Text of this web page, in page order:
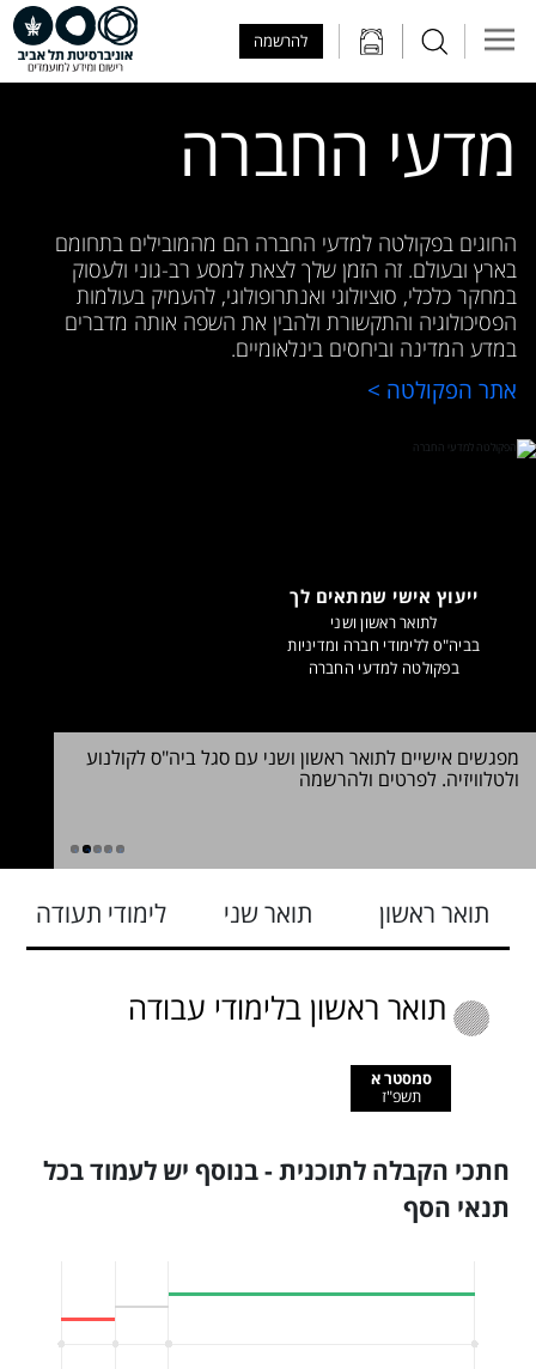
להרשמה
מדעי החברה
החוגים בפקולטה למדעי החברה הם מהמובילים בתחומם
בארץ ובעולם. זה הזמן שלך לצאת למסע רב-גוני ולעסוק
במחקר כלכלי, סוציולוגי ואנתרופולוגי, להעמיק בעולמות
הפסיכולוגיה והתקשורת ולהבין את השפה אותה מדברים
במדע המדינה וביחסים בינלאומיים.
אתר הפקולטה >
מפגשים אישיים לתואר ראשון ושני עם סגל ביה"ס לקולנוע
ולטלוויזיה. לפרטים ולהרשמה
1 2 3 4 5
ייעוץ אישי שמתאים לך
לתואר ראשון ושני
בביה"ס ללימודי חברה ומדיניות
בפקולטה למדעי החברה
תואר ראשון תואר שני לימודי תעודה
תואר ראשון בלימודי עבודה
סמסטר א
תשפ"ז
חתכי הקבלה לתוכנית - בנוסף יש לעמוד בכל
תנאי הסף